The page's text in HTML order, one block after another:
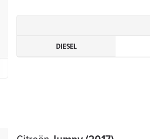
DIESEL